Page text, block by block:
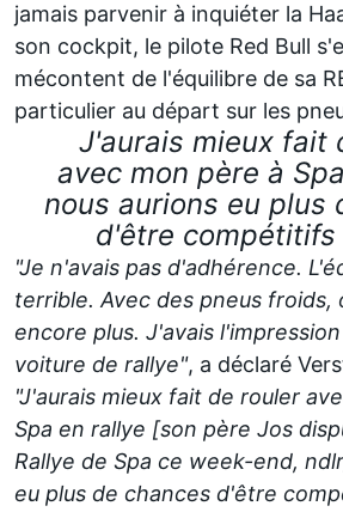
jamais parvenir à inquiéter la
son cockpit, le pilote Red Bull
mécontent de l'équilibre de sa
particulier au départ sur les
J'aurais mieux fait
avec mon père à
nous aurions eu plus
d'être compétitifs
"Je n'avais pas d'adhérence.
terrible. Avec des pneus froids,
encore plus. J'avais
voiture de rallye", a déclaré
"J'aurais mieux fait de rouler
Spa en rallye [son père Jos
Rallye de Spa ce week-end,
eu plus de chances d'être